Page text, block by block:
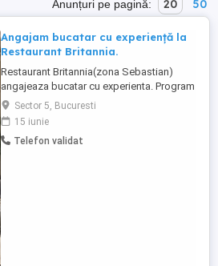
Anunțuri pe pagină: 20 50
Angajam bucatar cu experiență la
Restaurant Britannia.
Restaurant Britannia(zona Sebastian)
angajeaza bucatar cu experienta. Program
2 cu 2. Salariu atractiv. Pentru informatii va
asteptam in locatie. sau Strada Petre
Ispirescu nr 9b
Sector 5, Bucuresti
15 iunie
Telefon validat